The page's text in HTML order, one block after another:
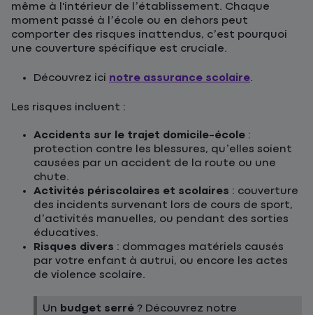
même à l'intérieur de l’établissement. Chaque
moment passé à l’école ou en dehors peut
comporter des risques inattendus, c’est pourquoi
une couverture spécifique est cruciale.
Découvrez ici notre assurance scolaire.
Les risques incluent :
Accidents sur le trajet domicile-école :
protection contre les blessures, qu’elles soient
causées par un accident de la route ou une
chute.
Activités périscolaires et scolaires : couverture
des incidents survenant lors de cours de sport,
d’activités manuelles, ou pendant des sorties
éducatives.
Risques divers : dommages matériels causés
par votre enfant à autrui, ou encore les actes
de violence scolaire.
Un budget serré ? Découvrez notre